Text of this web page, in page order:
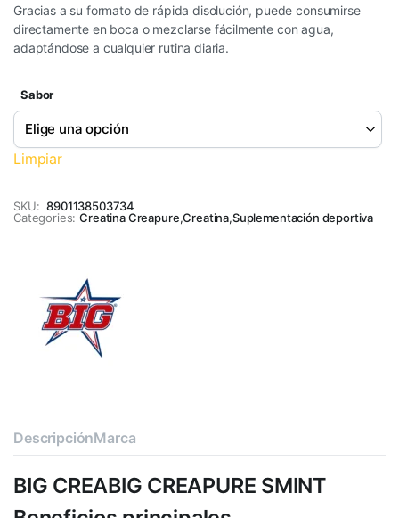
Gracias a su formato de rápida disolución, puede consumirse
directamente en boca o mezclarse fácilmente con agua,
adaptándose a cualquier rutina diaria.
Sabor
Limpiar
SKU: 8901138503734
Categories: Creatina Creapure,Creatina,Suplementación deportiva
DescripciónMarca
BIG CREABIG CREAPURE SMINT